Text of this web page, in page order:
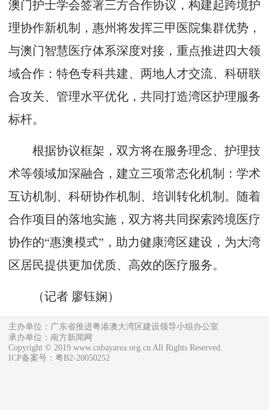
澳门护士学会签署三方合作协议，构建起跨境护
理协作新机制，惠州将发挥三甲医院集群优势，
与澳门智慧医疗体系深度对接，重点推进四大领
域合作：特色专科共建、两地人才交流、科研联
合攻关、管理水平优化，共同打造湾区护理服务
标杆。
根据协议框架，双方将在服务理念、护理技
术等领域加深融合，建立三项常态化机制：学术
互访机制、科研协作机制、培训转化机制。随着
合作项目的落地实施，双方将共同探索跨境医疗
协作的“惠澳模式”，助力健康湾区建设，为大湾
区居民提供更加优质、高效的医疗服务。
（记者 廖钰娴 ）
主办单位：广东省推进粤港澳大湾区建设领导小组办公室
承办单位：南方新闻网
Copyright © 2019 www.cnbayarea.org.cn All Rights Reserved.
ICP备案号：粤B2-20050252